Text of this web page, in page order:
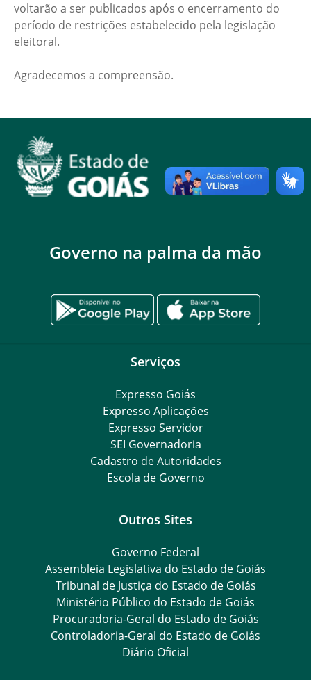
voltarão a ser publicados após o encerramento do
período de restrições estabelecido pela legislação
eleitoral.
Agradecemos a compreensão.
Governo na palma da mão
Serviços
Expresso Goiás
Expresso Aplicações
Expresso Servidor
SEI Governadoria
Cadastro de Autoridades
Escola de Governo
Outros Sites
Governo Federal
Assembleia Legislativa do Estado de Goiás
Tribunal de Justiça do Estado de Goiás
Ministério Público do Estado de Goiás
Procuradoria-Geral do Estado de Goiás
Controladoria-Geral do Estado de Goiás
Diário Oficial